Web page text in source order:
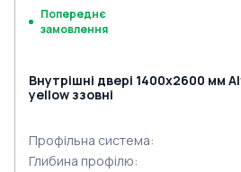
Попереднє
замовлення
Внутрішні двері 1400x2600 мм
yellow ззовні
Профільна система:
Глибина профілю: